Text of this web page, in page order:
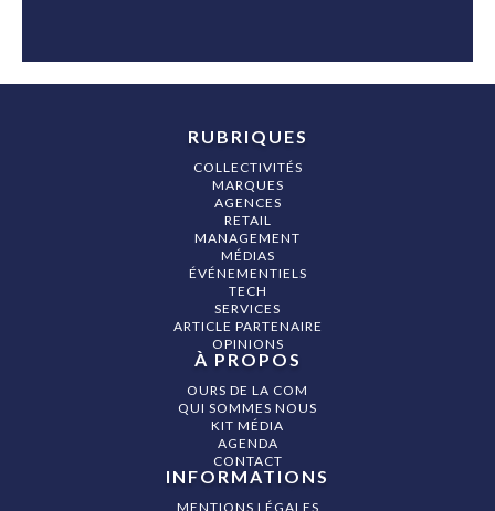
RUBRIQUES
COLLECTIVITÉS
MARQUES
AGENCES
RETAIL
MANAGEMENT
MÉDIAS
ÉVÉNEMENTIELS
TECH
SERVICES
ARTICLE PARTENAIRE
OPINIONS
À PROPOS
OURS DE LA COM
QUI SOMMES NOUS
KIT MÉDIA
AGENDA
CONTACT
INFORMATIONS
MENTIONS LÉGALES